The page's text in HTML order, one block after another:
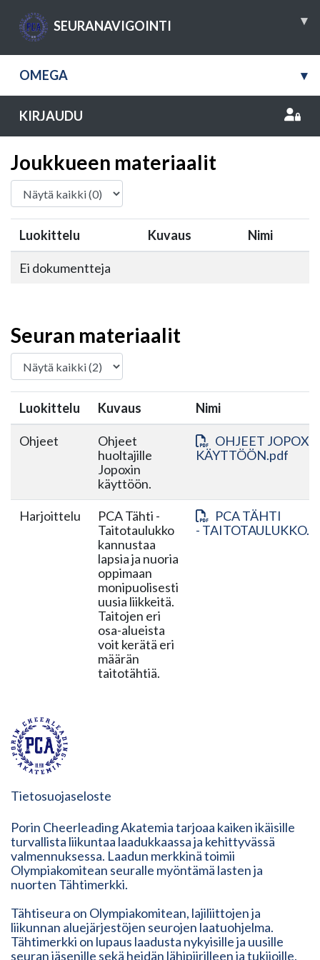
SEURANAVIGOINTI ▾
OMEGA ▾
KIRJAUDU
Joukkueen materiaalit
Luokittelu Kuvaus Nimi
Ei dokumentteja
Seuran materiaalit
Luokittelu Kuvaus Nimi
Ohjeet
Ohjeet
huoltajille
Jopoxin
käyttöön.
OHJEET
KÄYTTÖÖN.pdf
Harjoittelu
PCA Tähti -
Taitotaulukko
kannustaa
lapsia ja nuoria
oppimaan
monipuolisesti
uusia liikkeitä.
Taitojen eri
osa-alueista
voit kerätä eri
määrän
taitotähtiä.
PCA TÄHTI
-
Tietosuojaseloste
Porin Cheerleading Akatemia tarjoaa kaiken ikäisille
turvallista liikuntaa laadukkaassa ja kehittyvässä
valmennuksessa. Laadun merkkinä toimii
Olympiakomitean seuralle myöntämä lasten ja
nuorten Tähtimerkki.
Tähtiseura on Olympiakomitean, lajiliittojen ja
liikunnan aluejärjestöjen seurojen laatuohjelma.
Tähtimerkki on lupaus laadusta nykyisille ja uusille
seuran jäsenille sekä heidän lähipiirilleen ja tukijoille.